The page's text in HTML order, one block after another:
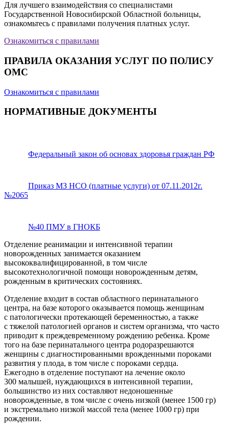
Для лучшего взаимодействия со специалистами
Государственной Новосибирской Областной больницы,
ознакомьтесь с правилами получения платных услуг.
Ознакомиться с правилами
ПРАВИЛА ОКАЗАНИЯ УСЛУГ ПО ПОЛИСУ
ОМС
Ознакомиться с правилами
НОРМАТИВНЫЕ ДОКУМЕНТЫ
Федеральный закон об основах здоровья граждан РФ
Приказ МЗ НСО (платные услуги) от 07.11.2012г.
№2065
№40 ПМУ в ГНОКБ
Отделение реанимации и интенсивной терапии
новорожденных занимается оказанием
высококвалифицированной, в том числе
высокотехнологичной помощи новорожденным детям,
рожденным в критических состояниях.
Отделение входит в состав областного перинатального
центра, на базе которого оказывается помощь женщинам
с патологически протекающей беременностью, а также
с тяжелой патологией органов и систем организма, что часто
приводит к преждевременному рождению ребенка. Кроме
того на базе перинатального центра родоразрешаются
женщины с диагностированными врожденными пороками
развития у плода, в том числе с пороками сердца.
Ежегодно в отделение поступают на лечение около
300 малышей, нуждающихся в интенсивной терапии,
большинство из них составляют недоношенные
новорожденные, в том числе с очень низкой (менее 1500 гр)
и экстремально низкой массой тела (менее 1000 гр) при
рождении.